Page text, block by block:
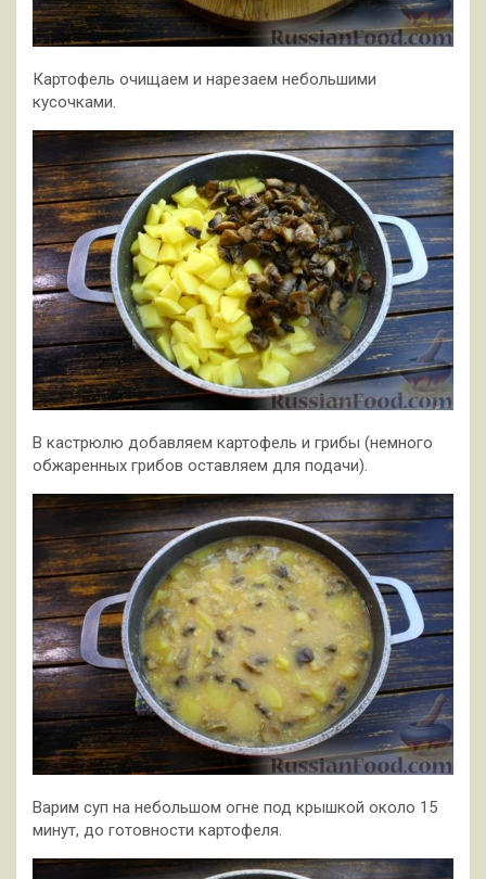
Картофель очищаем и нарезаем небольшими
кусочками.
В кастрюлю добавляем картофель и грибы (немного
обжаренных грибов оставляем для подачи).
Варим суп на небольшом огне под крышкой около 15
минут, до готовности картофеля.